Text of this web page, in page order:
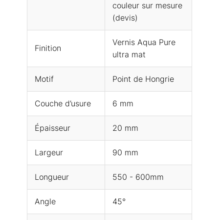
couleur sur mesure
(devis)
Finition
Vernis Aqua Pure
ultra mat
Motif Point de Hongrie
Couche d’usure 6 mm
Épaisseur 20 mm
Largeur 90 mm
Longueur 550 - 600mm
Angle 45°